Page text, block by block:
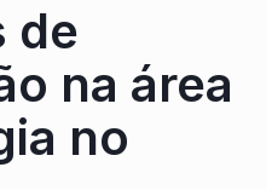
de
na área
no